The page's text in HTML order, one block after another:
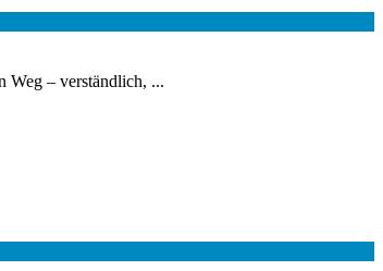
Weg – verständlich, ...